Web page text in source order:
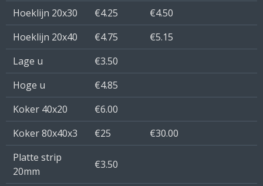
Hoeklijn 20x30
€4.25
€4.50
Hoeklijn 20x40
€4.75
€5.15
Lage u
€3.50
Hoge u
€4.85
Koker 40x20
€6.00
Koker 80x40x3
€25
€30.00
Platte strip
20mm
€3.50